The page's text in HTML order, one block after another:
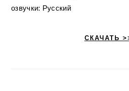
озвучки: Русский
СКАЧАТЬ